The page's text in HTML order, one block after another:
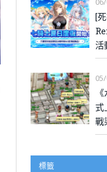
[
活
式
戰
標籤